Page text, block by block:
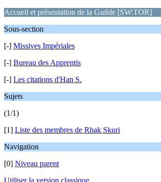
Accueil et présentation de la Guilde [SW:TOR]
Sous-section
[-] Missives Impériales
[-] Bureau des Apprentis
[-] Les citations d'Han S.
Sujets
(1/1)
[1] Liste des membres de Rhak Skuri
Navigation
[0] Niveau parent
Utiliser la version classique